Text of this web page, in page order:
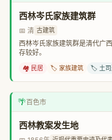
西林岑氏家族建筑群
📅 清 古建筑
西林岑氏家族建筑群是清代广
存较好。
🏘️ 民居 🏷️ 家族建筑 🏷️ 土司
🌴百色市
西林教案发生地